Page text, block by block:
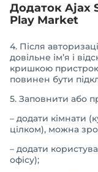
Додаток Ajax
Play Market
4. Після
довільне ім’я і
кришкою
повинен бути
5. Заповнити або
– додати кімнати
цілком), можна
– додати
офісу);